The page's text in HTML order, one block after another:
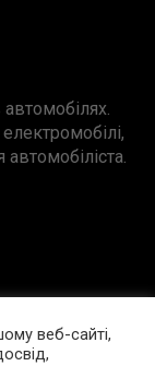
веб-сайті,